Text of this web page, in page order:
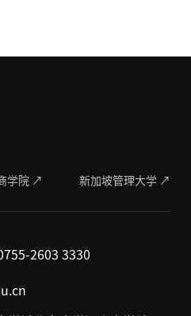
学院 ↗ 新加坡管理大学 ↗
2603 3330